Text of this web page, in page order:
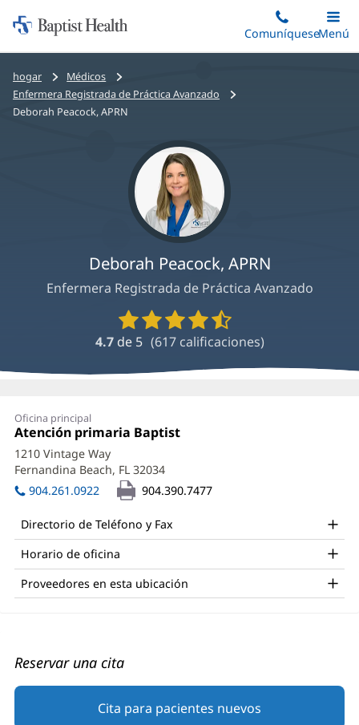
al
principal
Iniciar:
Baptist
Health
ComuníqueseMenú
Bread
crumbs
navigation
hogar
Médicos
Enfermera Registrada de Práctica Avanzado
Deborah Peacock, APRN
Deborah Peacock, APRN
Enfermera Registrada de Práctica Avanzado
Calificaciones
y
reseñas
proveedores
4.7 de 5 (617calificaciones)
Deborah
Peacock,
APRN
Office
and
Other
Patient
Information
Oficina principal
Oficina
1:
Atención primaria Baptist
ventana
1210 Vintage Way
Fernandina Beach, FL 32034
abre
ventana
904.261.0922 904.390.7477
Directorio de Teléfono y Fax
Horario de oficina
Proveedores en esta ubicación
Reservar una cita
Cita para pacientes nuevos